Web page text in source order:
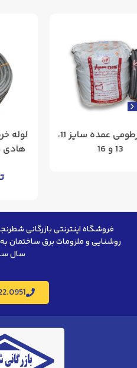
لوله خرطومی نسوز محافظ
هادی برق سایز 20 نوین
فروشگاه اینترنتی بازرگانی
سال